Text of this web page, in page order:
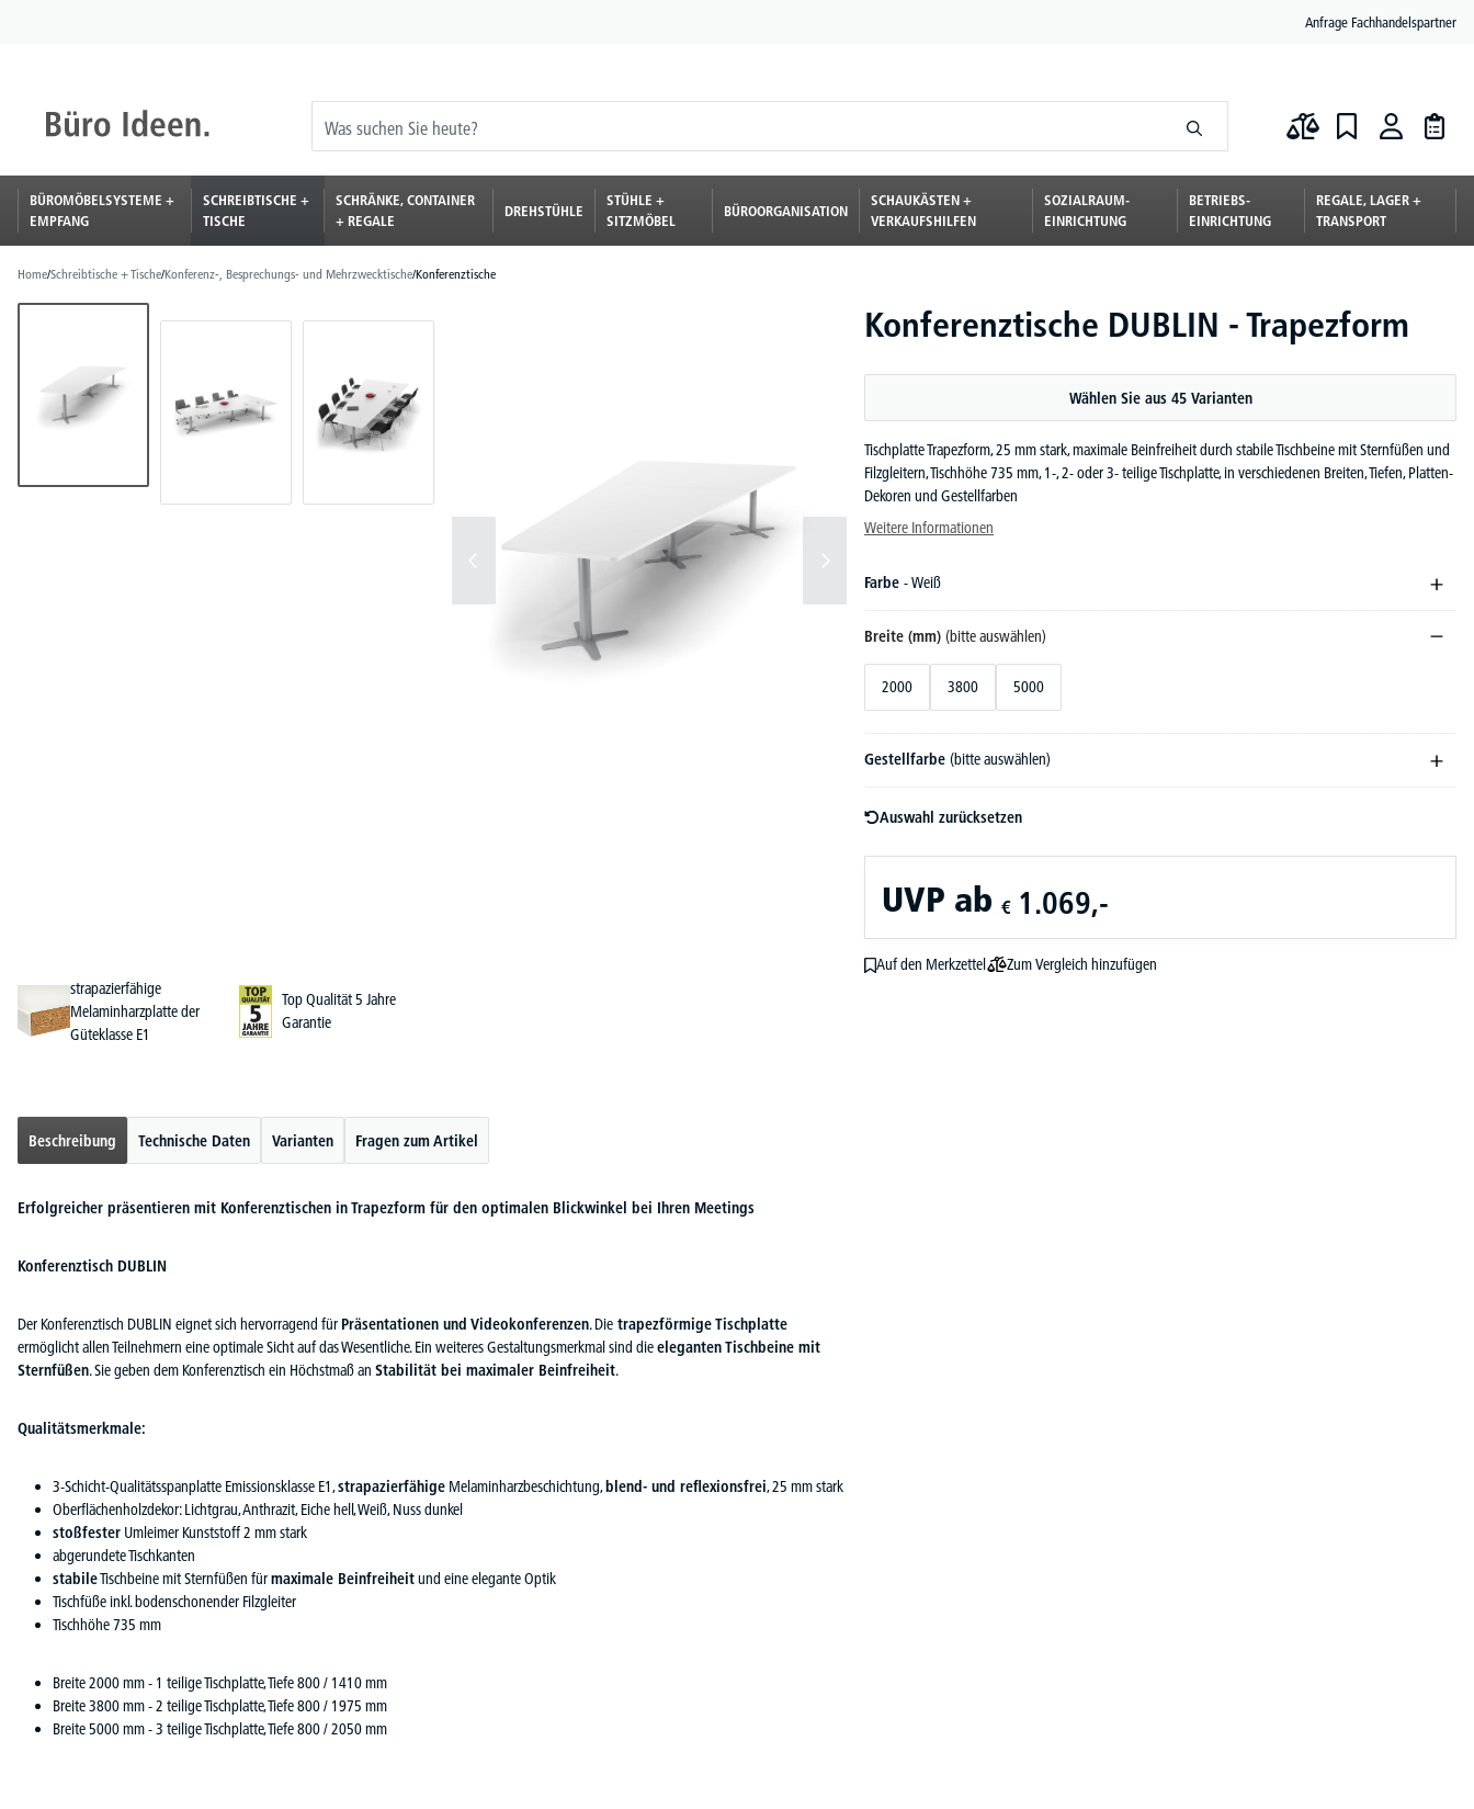
Anfrage Fachhandelspartner
BÜROMÖBELSYSTEME +
EMPFANG
SCHREIBTISCHE +
TISCHE
SCHRÄNKE, CONTAINER
+ REGALE
DREHSTÜHLE
STÜHLE +
SITZMÖBEL
BÜROORGANISATION
SCHAUKÄSTEN +
VERKAUFSHILFEN
SOZIALRAUM-
EINRICHTUNG
BETRIEBS-
EINRICHTUNG
REGALE, LAGER +
TRANSPORT
Home/Schreibtische + Tische/Konferenz-, Besprechungs- und Mehrzwecktische/Konferenztische
Konferenztische DUBLIN - Trapezform
Wählen Sie aus 45 Varianten
Tischplatte Trapezform, 25 mm stark, maximale Beinfreiheit durch stabile Tischbeine mit Sternfüßen und
Filzgleitern, Tischhöhe 735 mm, 1-, 2- oder 3- teilige Tischplatte, in verschiedenen Breiten, Tiefen, Platten-
Dekoren und Gestellfarben
Weitere Informationen
Farbe - Weiß
Breite (mm) (bitte auswählen)
2000 3800 5000
Gestellfarbe (bitte auswählen)
Auswahl zurücksetzen
UVP ab € 1.069,-
Auf den Merkzettel
Zum Vergleich hinzufügen
strapazierfähige
Melaminharzplatte der
Güteklasse E1
Top Qualität 5 Jahre
Garantie
Beschreibung Technische Daten Varianten Fragen zum Artikel
Erfolgreicher präsentieren mit Konferenztischen in Trapezform für den optimalen Blickwinkel bei Ihren Meetings
Konferenztisch DUBLIN
Der Konferenztisch DUBLIN eignet sich hervorragend für Präsentationen und Videokonferenzen. Die trapezförmige Tischplatte
ermöglicht allen Teilnehmern eine optimale Sicht auf das Wesentliche. Ein weiteres Gestaltungsmerkmal sind dieeleganten Tischbeine mit
Sternfüßen. Sie geben dem Konferenztisch ein Höchstmaß an Stabilität bei maximaler Beinfreiheit.
Qualitätsmerkmale:
3-Schicht-Qualitätsspanplatte Emissionsklasse E1,strapazierfähige Melaminharzbeschichtung,blend- und reflexionsfrei, 25 mm stark
Oberflächenholzdekor: Lichtgrau, Anthrazit, Eiche hell, Weiß, Nuss dunkel
stoßfester Umleimer Kunststoff 2 mm stark
abgerundete Tischkanten
stabileTischbeine mit Sternfüßen fürmaximale Beinfreiheitund eine elegante Optik
Tischfüße inkl. bodenschonender Filzgleiter
Tischhöhe 735 mm
Breite 2000 mm - 1 teilige Tischplatte, Tiefe 800 / 1410 mm
Breite 3800 mm - 2 teilige Tischplatte, Tiefe 800 / 1975 mm
Breite 5000 mm - 3 teilige Tischplatte, Tiefe 800 / 2050 mm